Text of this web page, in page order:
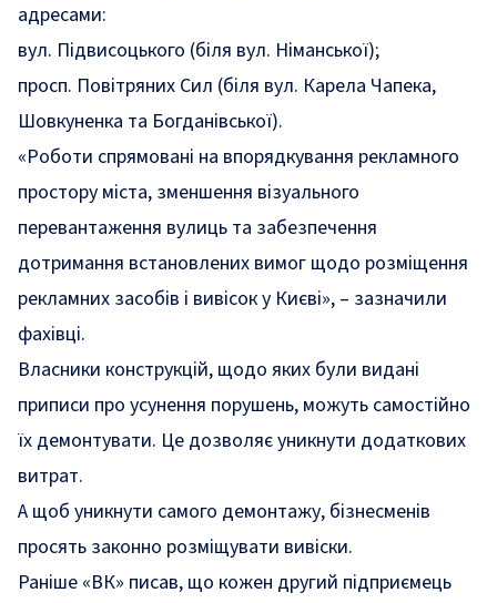
адресами:
вул. Підвисоцького (біля вул. Німанської);
просп. Повітряних Сил (біля вул. Карела Чапека,
Шовкуненка та Богданівської).
«Роботи спрямовані на впорядкування рекламного
простору міста, зменшення візуального
перевантаження вулиць та забезпечення
дотримання встановлених вимог щодо розміщення
рекламних засобів і вивісок у Києві», – зазначили
фахівці.
Власники конструкцій, щодо яких були видані
приписи про усунення порушень, можуть самостійно
їх демонтувати. Це дозволяє уникнути додаткових
витрат.
А щоб уникнути самого демонтажу, бізнесменів
просять законно розміщувати вивіски.
Раніше «ВК» писав, що кожен другий підприємець